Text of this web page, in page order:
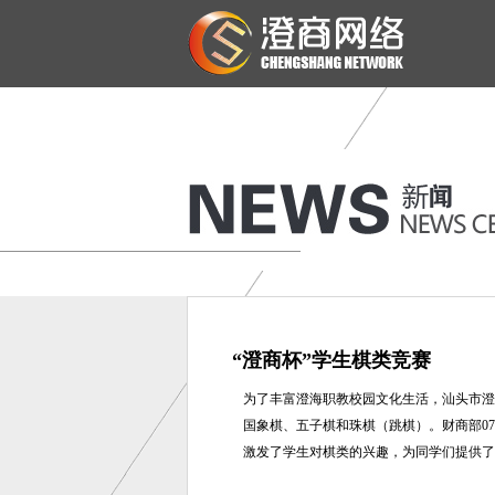
“澄商杯”学生棋类竞赛
为了丰富澄海职教校园文化生活，汕头市
国象棋、五子棋和珠棋（跳棋）。财商部
激发了学生对棋类的兴趣，为同学们提供